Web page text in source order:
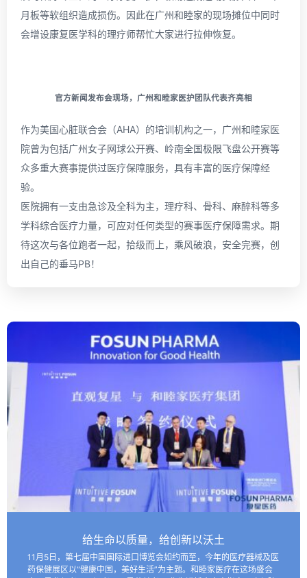
月板等软组织造成损伤。因此在广州和睦家的现场摊位中同时
会增设康复医学科的理疗师帮忙大家进行拉伸恢复。
官方新闻发布会现场，广州和睦家医护团队代表齐亮相
作为美国心脏联合会（AHA）的培训机构之一，广州和睦家医
院曾为包括广州女子网球公开赛、岭南全国极限飞盘公开赛等
众多重大赛事提供过医疗保障服务，具有丰富的医疗保障经
验。
医院拥有一支由急诊及全科为主，理疗科、骨科、麻醉科等多
学科综合医疗力量，可应对任何类型的赛事医疗保障需求。期
待这次与各位跑者一起，拾级而上，乘风破浪，安全完赛，创
出自己的垂马PB！
给生命以质量，给创新以沃土
11月5日，第七届中国国际进口博览会如约而至，今年的医疗器械及医
药保健展区以“健康中国，美好生活”为主题。和睦家医疗在这场盛会